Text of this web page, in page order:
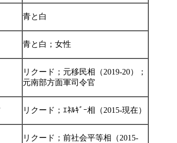
青と白
青と白；女性
リクード；元移民相（2019-20）；
元南部方面軍司令官
リクード；ｴﾈﾙｷﾞｰ相（2015-現在）
リクード；前社会平等相（2015-